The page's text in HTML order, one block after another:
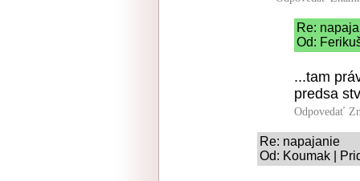
Re:
Od:
...tam
predsa
Odpovedať
Re: napajanie
Od: Koumak |